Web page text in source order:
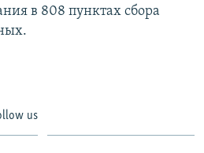
в 808 пунктах сбора
us